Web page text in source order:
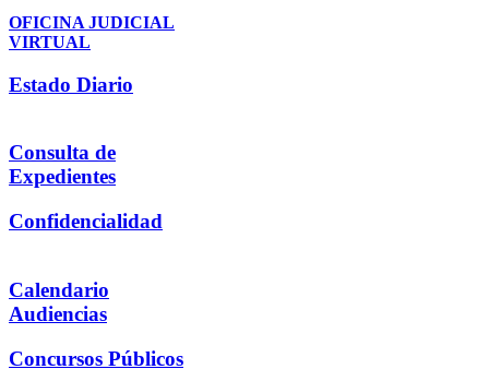
OFICINA JUDICIAL
VIRTUAL
Estado Diario
Consulta de
Expedientes
Confidencialidad
Calendario
Audiencias
Concursos Públicos